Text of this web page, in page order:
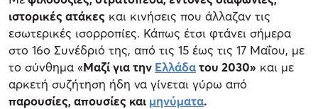
ιστορικές ατάκες και κινήσεις που άλλαζαν τις
εσωτερικές ισορροπίες. Κάπως έτσι φτάνει σήμερα
στο 16ο Συνέδριό της, από τις 15 έως τις 17 Μαΐου, με
το σύνθημα «Μαζί για την Ελλάδατου 2030» και με
αρκετή συζήτηση ήδη να γίνεται γύρω από
παρουσίες, απουσίες και μηνύματα.